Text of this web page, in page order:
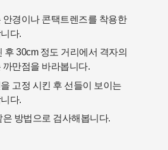
안경이나 콘택트렌즈를 착용한
다.
후 30cm 정도 거리에서 격자의
까만점을 바라봅니다.
고정 시킨 후 선들이 보이는
다.
은 방법으로 검사해봅니다.